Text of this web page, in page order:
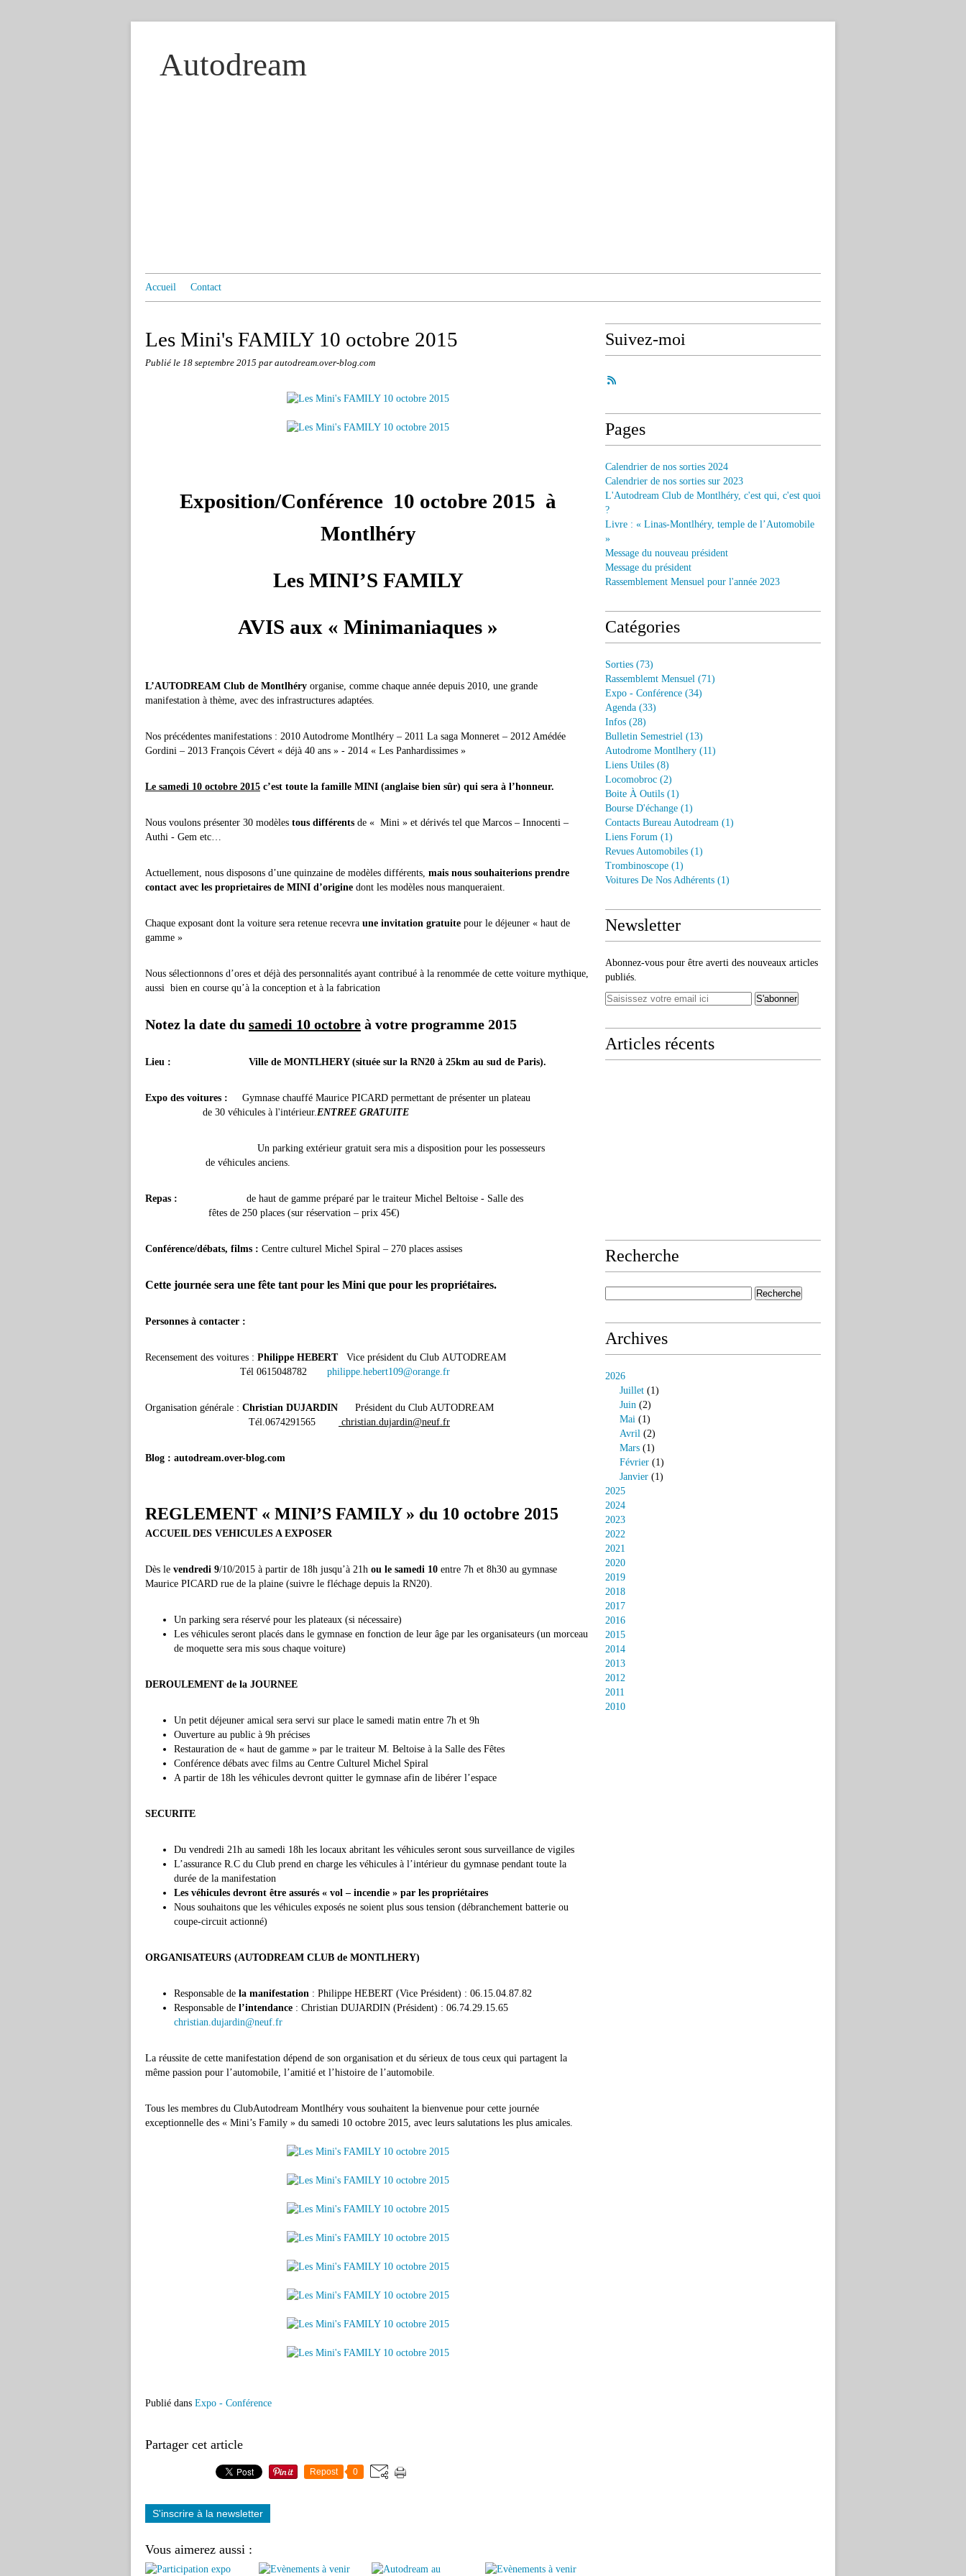
Autodream
Accueil Contact
Les Mini's FAMILY 10 octobre 2015
Publié le 18 septembre 2015 par autodream.over-blog.com
Exposition/Conférence 10 octobre 2015 à
Montlhéry
Les MINI’S FAMILY
AVIS aux « Minimaniaques »
L’AUTODREAM Club de Montlhéry organise, comme chaque année depuis 2010, une grande
manifestation à thème, avec des infrastructures adaptées.
Nos précédentes manifestations : 2010 Autodrome Montlhéry – 2011 La saga Monneret – 2012 Amédée
Gordini – 2013 François Cévert « déjà 40 ans » - 2014 « Les Panhardissimes »
Le samedi 10 octobre 2015 c’est toute la famille MINI (anglaise bien sûr) qui sera à l’honneur.
Nous voulons présenter 30 modèles tous différents de « Mini » et dérivés tel que Marcos – Innocenti –
Authi - Gem etc…
Actuellement, nous disposons d’une quinzaine de modèles différents, mais nous souhaiterions prendre
contact avec les proprietaires de MINI d’origine dont les modèles nous manqueraient.
Chaque exposant dont la voiture sera retenue recevra une invitation gratuite pour le déjeuner « haut de
gamme »
Nous sélectionnons d’ores et déjà des personnalités ayant contribué à la renommée de cette voiture mythique,
aussi bien en course qu’à la conception et à la fabrication
Notez la date du samedi 10 octobre à votre programme 2015
Lieu : Ville de MONTLHERY (située sur la RN20 à 25km au sud de Paris).
Expo des voitures : Gymnase chauffé Maurice PICARD permettant de présenter un plateau
de 30 véhicules à l'intérieur.ENTREE GRATUITE
Un parking extérieur gratuit sera mis a disposition pour les possesseurs
de véhicules anciens.
Repas :
de haut de gamme préparé par le traiteur Michel Beltoise - Salle des
fêtes de 250 places (sur réservation – prix 45€)
Conférence/débats, films : Centre culturel Michel Spiral – 270 places assises
Cette journée sera une fête tant pour les Mini que pour les propriétaires.
Personnes à contacter :
Recensement des voitures : Philippe HEBERTVice président du Club AUTODREAM
Tél 0615048782 philippe.hebert109@orange.fr
Organisation générale : Christian DUJARDIN Président du Club AUTODREAM
Tél.0674291565
christian.dujardin@neuf.fr
Blog : autodream.over-blog.com
REGLEMENT « MINI’S FAMILY » du 10 octobre 2015
ACCUEIL DES VEHICULES A EXPOSER
Dès le vendredi 9/10/2015 à partir de 18h jusqu’à 21h ou le samedi 10 entre 7h et 8h30 au gymnase
Maurice PICARD rue de la plaine (suivre le fléchage depuis la RN20).
Un parking sera réservé pour les plateaux (si nécessaire)
Les véhicules seront placés dans le gymnase en fonction de leur âge par les organisateurs (un morceau
de moquette sera mis sous chaque voiture)
DEROULEMENT de la JOURNEE
Un petit déjeuner amical sera servi sur place le samedi matin entre 7h et 9h
Ouverture au public à 9h précises
Restauration de « haut de gamme » par le traiteur M. Beltoise à la Salle des Fêtes
Conférence débats avec films au Centre Culturel Michel Spiral
A partir de 18h les véhicules devront quitter le gymnase afin de libérer l’espace
SECURITE
Du vendredi 21h au samedi 18h les locaux abritant les véhicules seront sous surveillance de vigiles
L’assurance R.C du Club prend en charge les véhicules à l’intérieur du gymnase pendant toute la
durée de la manifestation
Les véhicules devront être assurés « vol – incendie » par les propriétaires
Nous souhaitons que les véhicules exposés ne soient plus sous tension (débranchement batterie ou
coupe-circuit actionné)
ORGANISATEURS (AUTODREAM CLUB de MONTLHERY)
Responsable de la manifestation : Philippe HEBERT (Vice Président) : 06.15.04.87.82
Responsable de l’intendance : Christian DUJARDIN (Président) : 06.74.29.15.65
christian.dujardin@neuf.fr
La réussite de cette manifestation dépend de son organisation et du sérieux de tous ceux qui partagent la
même passion pour l’automobile, l’amitié et l’histoire de l’automobile.
Tous les membres du ClubAutodream Montlhéry vous souhaitent la bienvenue pour cette journée
exceptionnelle des « Mini’s Family » du samedi 10 octobre 2015, avec leurs salutations les plus amicales.
Publié dans Expo - Conférence
Partager cet article
Repost 0
S'inscrire à la newsletter
Vous aimerez aussi :
Suivez-moi
Pages
Calendrier de nos sorties 2024
Calendrier de nos sorties sur 2023
L'Autodream Club de Montlhéry, c'est qui, c'est quoi
?
Livre : « Linas-Montlhéry, temple de l’Automobile
»
Message du nouveau président
Message du président
Rassemblement Mensuel pour l'année 2023
Catégories
Sorties (73)
Rassemblemt Mensuel (71)
Expo - Conférence (34)
Agenda (33)
Infos (28)
Bulletin Semestriel (13)
Autodrome Montlhery (11)
Liens Utiles (8)
Locomobroc (2)
Boite À Outils (1)
Bourse D'échange (1)
Contacts Bureau Autodream (1)
Liens Forum (1)
Revues Automobiles (1)
Trombinoscope (1)
Voitures De Nos Adhérents (1)
Newsletter
Abonnez-vous pour être averti des nouveaux articles
publiés.
Articles récents
Recherche
Archives
2026
Juillet (1)
Juin (2)
Mai (1)
Avril (2)
Mars (1)
Février (1)
Janvier (1)
2025
2024
2023
2022
2021
2020
2019
2018
2017
2016
2015
2014
2013
2012
2011
2010